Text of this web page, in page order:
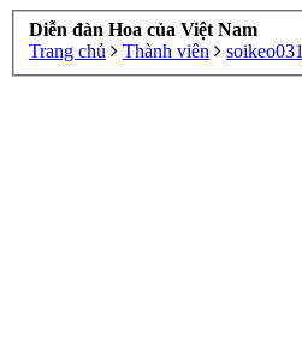
Diễn đàn Hoa của Việt Nam
Trang chủ
Thành viên soikeo031